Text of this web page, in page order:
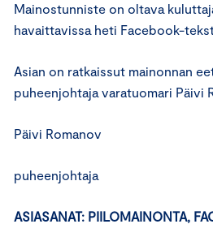
Mainostunniste on oltava
havaittavissa heti Facebook-
Asian on ratkaissut mainonnan
puheenjohtaja varatuomari Päivi
Päivi Romanov
puheenjohtaja
ASIASANAT: PIILOMAINONTA,